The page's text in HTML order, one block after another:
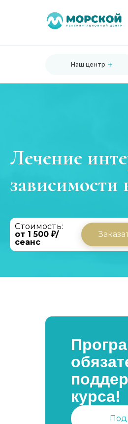
Наш центр
Лечение
зависимости
Стоимость:
от 1 500 ₽/
сеанс
курса!